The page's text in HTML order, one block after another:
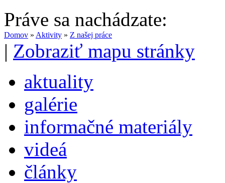
Práve sa nachádzate:
Domov » Aktivity » Z našej práce
| Zobraziť mapu stránky
aktuality
galérie
informačné materiály
videá
články